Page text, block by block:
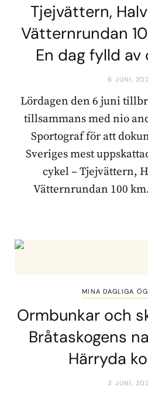
Tjejvättern,
Vätternrundan
En dag fylld av
6 JUNI,
Lördagen den 6 juni
tillsammans med nio
Sportograf för att
Sveriges mest
cykel – Tjejvättern,
Vätternrundan 100
MINA DAGLIGA
Ormbunkar och
Bråtaskogens
Härryda
3 JUNI,